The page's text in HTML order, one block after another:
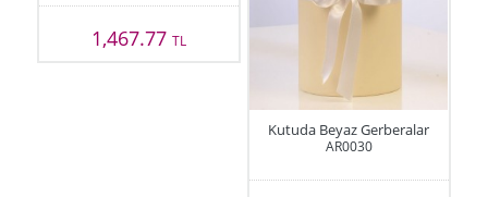
1,467.77TL
Kutuda Beyaz Gerberalar
AR0030